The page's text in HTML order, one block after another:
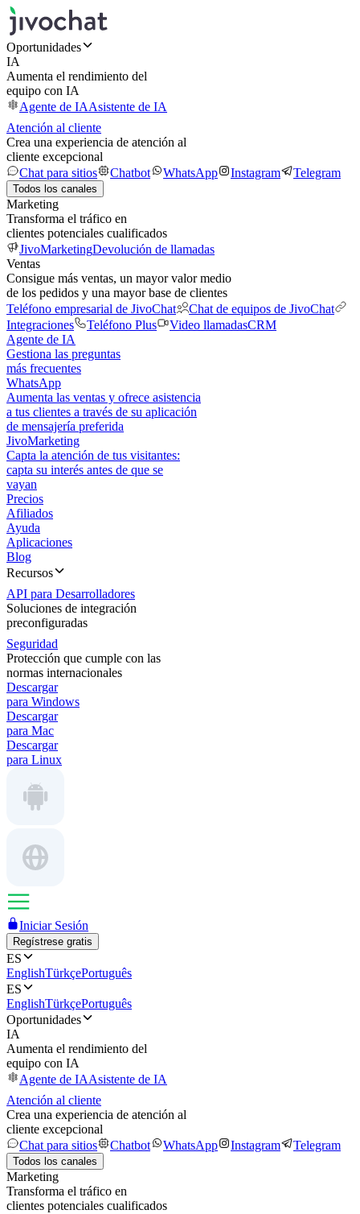
Oportunidades
IA
Aumenta el rendimiento del
equipo con IA
Agente de IAAsistente de IA
Atención al cliente
Crea una experiencia de atención al
cliente excepcional
Chat para sitios
Chatbot WhatsApp Instagram Telegram
Todos los canales
Marketing
Transforma el tráfico en
clientes potenciales cualificados
JivoMarketingDevolución de llamadas
Ventas
Consigue más ventas, un mayor valor medio
de los pedidos y una mayor base de clientes
Teléfono empresarial de JivoChat
Chat de equipos de JivoChat
Integraciones
Teléfono Plus Video llamadasCRM
Agente de IA
Gestiona las preguntas
más frecuentes
WhatsApp
Aumenta las ventas y ofrece asistencia
a tus clientes a través de su aplicación
de mensajería preferida
JivoMarketing
Capta la atención de tus visitantes:
capta su interés antes de que se
vayan
Precios
Afiliados
Ayuda
Aplicaciones
Blog
Recursos
API para Desarrolladores
Soluciones de integración
preconfiguradas
Seguridad
Protección que cumple con las
normas internacionales
Descargar
para Windows
Descargar
para Mac
Descargar
para Linux
Iniciar Sesión
Regístrese gratis
ES
EnglishTürkçePortuguês
ES
EnglishTürkçePortuguês
Oportunidades
IA
Aumenta el rendimiento del
equipo con IA
Agente de IAAsistente de IA
Atención al cliente
Crea una experiencia de atención al
cliente excepcional
Chat para sitios
Chatbot WhatsApp Instagram Telegram
Todos los canales
Marketing
Transforma el tráfico en
clientes potenciales cualificados